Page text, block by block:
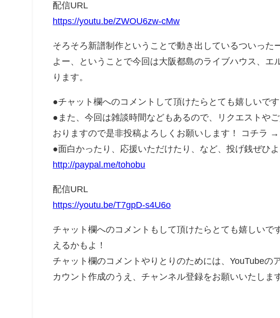
配信URL
https://youtu.be/ZWOU6zw-cMw
そろそろ新譜制作ということで動き出しているついった
よー、ということで今回は大阪都島のライブハウス、
ります。
●チャット欄へのコメントして頂けたらとても嬉しいです
●また、今回は雑談時間などもあるので、リクエストや
おりますので是非投稿よろしくお願いします！ コチラ →
●面白かったり、応援いただけたり、など、投げ銭ぜひ
http://paypal.me/tohobu
配信URL
https://youtu.be/T7gpD-s4U6o
チャット欄へのコメントもして頂けたらとても嬉しいで
えるかもよ！
チャット欄のコメントやりとりのためには、YouTubeの
カウント作成のうえ、チャンネル登録をお願いいたしま